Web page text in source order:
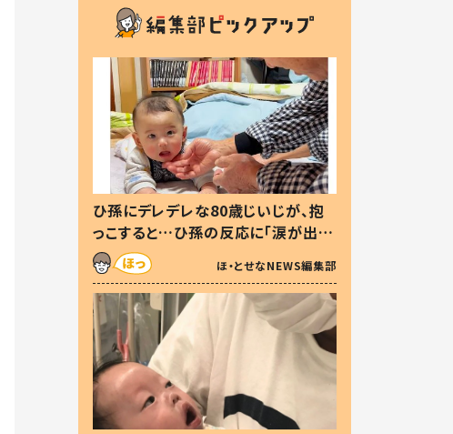
ひ孫にデレデレな80歳じいじが、抱
っこすると…ひ孫の反応に「涙が出ま
した」「可愛くて仕方ない」
ほ・とせなNEWS編集部